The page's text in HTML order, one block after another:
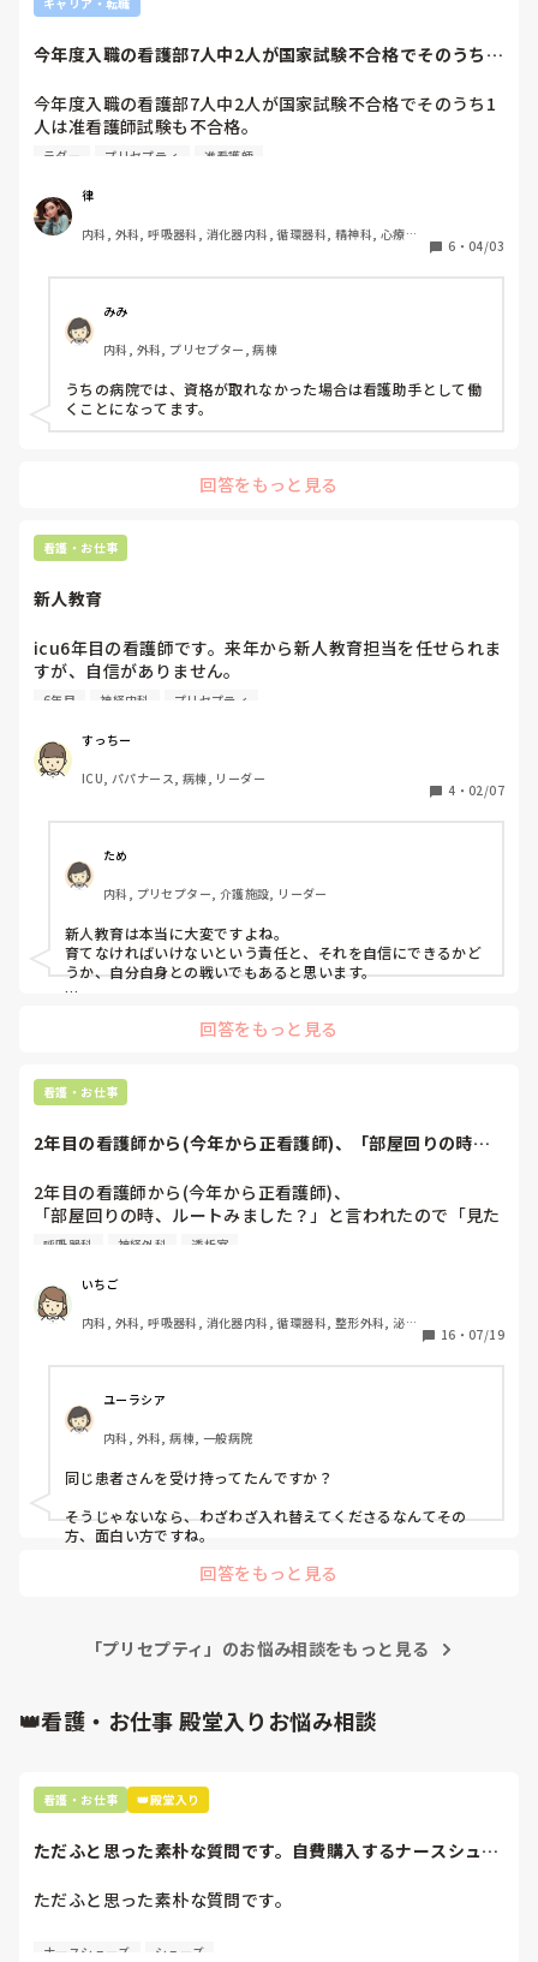
今年度入職の看護部7人中2人が国家試験不合格でそのうち1
今年度入職の看護部7人中2人が国家試験不合格でそのうち1
人は准看護師試験も不合格。
初日は全部署新人でオリエンテーションを行い、2日目は部
月曜日からは各病棟に分かれて1日の流れを見学予定。
准看護師さんと准看護師が取れなかったナースエイドさんは
来年の国試に再チャレンジ予定なので、国試の勉強の負担を
ます。
なので、クリニカル、キャリアラダーからは外す予定にして
いますが、皆さんの病院ではこういうパターンの新入職員教
育、どう言う感じでしょうか？
今まで、入職されてきた看護部に准看護師さんは居ました
が、次の年、国家試験予定者が居なかったので、(今まで新
通にプリセプターを着けてラダーに沿って教育してました。
ラダー プリセプティ 准看護師
律
内科, 外科, 呼吸器科, 消化器内科, 循環器科, 精神科, 心療内
6 ・ 04/03
みみ
内科, 外科, プリセプター, 病棟
うちの病院では、資格が取れなかった場合は看護助手として働
くことになってます。
回答をもっと見る
看護・お仕事
新人教育
icu6年目の看護師です。来年から新人教育担当を任せられま
すが、自信がありません。
実施する前に、どのようなことを学習しておいた方がいいで
ことを準備しておいた方がいいでしょうか。
6年目 神経内科 プリセプティ
すっちー
ICU, パパナース, 病棟, リーダー
4 ・ 02/07
ため
内科, プリセプター, 介護施設, リーダー
新人教育は本当に大変ですよね。
育てなければいけないという責任と、それを自信にできるかど
うか、自分自身との戦いでもあると思います。
とを大切にしています。
私自身、指導の立場のときは新人さんと一緒にマニュアルを見
ながら確認していました。
勤務時間内に「明日行うことを一つでいいので、事前にマニュ
かなり軽減されると思います。
はじめまして！私の経験でお話ししたいとおもいます。
新人スタッフは常に緊張しています。
その緊張をやわらげるために、声かけをやさしくしたり、明る
す。
回答をもっと見る
看護・お仕事
2年目の看護師から(今年から正看護師)、「部屋回りの時、
2年目の看護師から(今年から正看護師)、
「部屋回りの時、ルートみました？」と言われたので「見た
よ。漏れてなかったよ。」と答えると
われたので見に行くとすでに抜針され、
反対の上肢にキープされていました。
今までキープしていた部位をみると止血がうまくされていな
が、それ以上に腫れてもおらず、発赤もありませんでした。
バカにされているのでしょうか？
そもそも今日は日曜日でリーダーは私でしたが報告は全くあ
りませんでした。(リーダーに報告は必須)
呼吸器科 神経外科 透析室
いちご
内科, 外科, 呼吸器科, 消化器内科, 循環器科, 整形外科, 泌尿
16 ・ 07/19
ユーラシア
内科, 外科, 病棟, 一般病院
同じ患者さんを受け持ってたんですか？
そうじゃないなら、わざわざ入れ替えてくださるなんてその
方、面白い方ですね。
回答をもっと見る
「プリセプティ」のお悩み相談をもっと見る
👑看護・お仕事 殿堂入りお悩み相談
看護・お仕事 👑殿堂入り
ただふと思った素朴な質問です。自費購入するナースシュー
ただふと思った素朴な質問です。
自費購入するナースシューズ(職場で使用してる靴)っていく
ナースシューズ シューズ